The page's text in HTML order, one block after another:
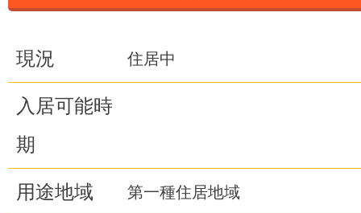
現況 住居中
入居可能時
期
用途地域 第一種住居地域